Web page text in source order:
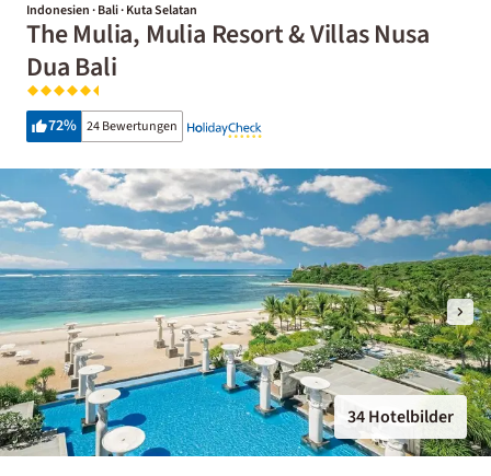
Indonesien · Bali · Kuta Selatan
The Mulia, Mulia Resort & Villas Nusa
Dua Bali
72% 24 Bewertungen
34 Hotelbilder